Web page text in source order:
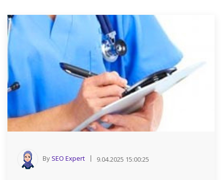
By SEO Expert 9.04.2025 15:00:25